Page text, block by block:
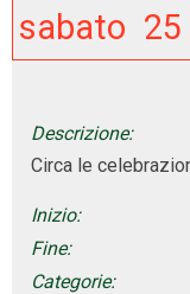
sabato 25
Descrizione:
Circa le
Inizio:
Fine:
Categorie: